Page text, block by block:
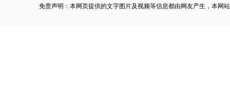
免责声明：本网页提供的文字图片及视频等信息都由网友产生，本网